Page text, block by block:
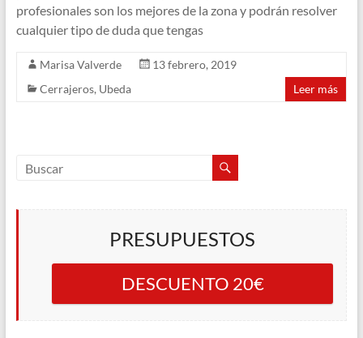
profesionales son los mejores de la zona y podrán resolver
cualquier tipo de duda que tengas
Marisa Valverde
13 febrero, 2019
Cerrajeros, Ubeda Leer más
PRESUPUESTOS
DESCUENTO 20€